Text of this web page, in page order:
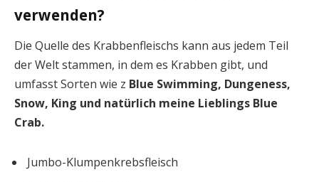
verwenden?
Die Quelle des Krabbenfleischs kann aus jedem Teil
der Welt stammen, in dem es Krabben gibt, und
umfasst Sorten wie z Blue Swimming, Dungeness,
Snow, King und natürlich meine Lieblings Blue
Crab.
Jumbo-Klumpenkrebsfleisch